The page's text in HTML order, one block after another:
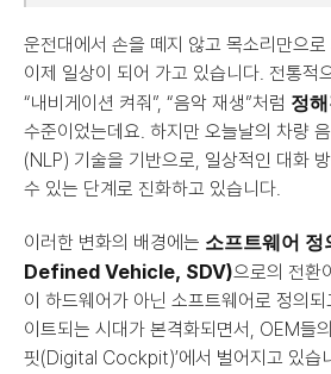
운전대에서 손을 떼지 않고 목소리만으
이제 일상이 되어 가고 있습니다. 전통적
“내비게이션 켜줘”, “음악 재생”처럼 정
수준이었는데요. 하지만 오늘날의 차량
(NLP) 기술을 기반으로, 일상적인 대화
수 있는 단계로 진화하고 있습니다.
이러한 변화의 배경에는 소프트웨어
Defined Vehicle, SDV)으로의 전환
이 하드웨어가 아닌 소프트웨어로 정의
이트되는 시대가 본격화되면서, OEM들
핏(Digital Cockpit)’에서 벌어지고 있습